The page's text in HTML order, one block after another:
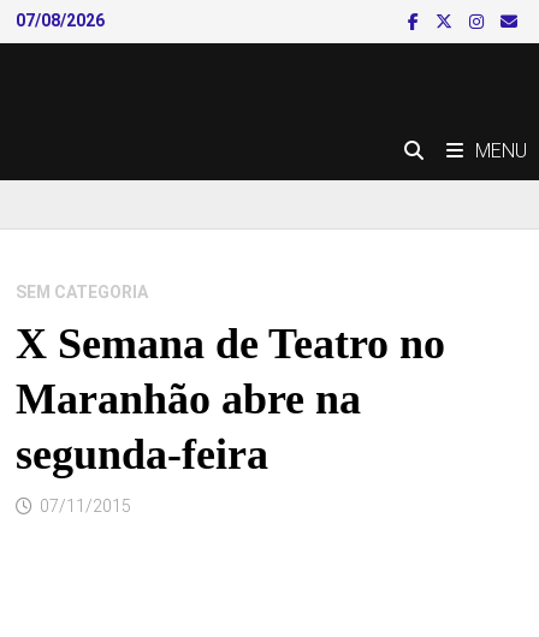
Skip
to
07/08/2026
MENU
SEM CATEGORIA
X Semana de Teatro no
Maranhão abre na
segunda-feira
07/11/2015